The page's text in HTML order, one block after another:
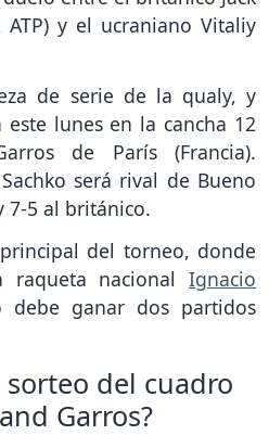
ATP) y el ucraniano Vitaliy
de serie de la qualy, y
este lunes en la cancha 12
de París (Francia).
será rival de Bueno
7-5 al británico.
del torneo, donde
raqueta nacional Ignacio
debe ganar dos partidos
sorteo del cuadro
Garros?